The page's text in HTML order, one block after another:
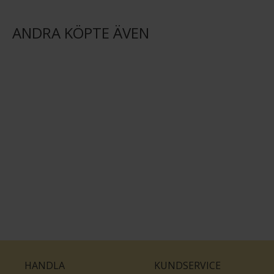
ANDRA KÖPTE ÄVEN
HANDLA KUNDSERVICE